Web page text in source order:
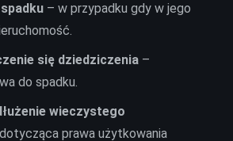
– w przypadku gdy w jego
się dziedziczenia –
do spadku.
wieczystego
prawa użytkowania